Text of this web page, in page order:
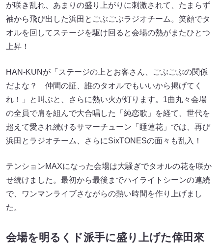
が咲き乱れ、あまりの盛り上がりに刺激されて、たまらず
袖から飛び出した浜田とごぶごぶラジオチーム。笑顔でタ
オルを回してステージを駆け回ると会場の熱がまたひとつ
上昇！
HAN-KUNが「ステージの上とお客さん、ごぶごぶの関係
だよな？ 仲間の証、誰のタオルでもいいから掲げてく
れ！」と叫ぶと、さらに熱い火が灯ります。1曲丸々会場
の全員で肩を組んで大合唱した「純恋歌」を経て、世代を
超えて愛され続けるサマーチューン「睡蓮花」では、再び
浜田とラジオチーム、さらにSixTONESの面々も乱入！
テンションMAXになった会場は大騒ぎでタオルの花を咲か
せ続けました。最初から最後までハイライトシーンの連続
で、ワンマンライブさながらの熱い時間を作り上げまし
た。
会場を明るくド派手に盛り上げた倖田來